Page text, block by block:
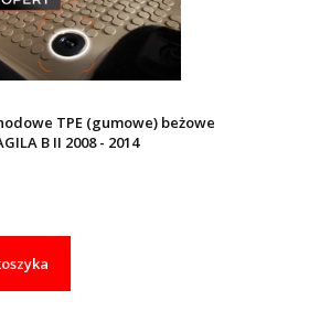
TPE (gumowe) beżowe
B II 2008 - 2014